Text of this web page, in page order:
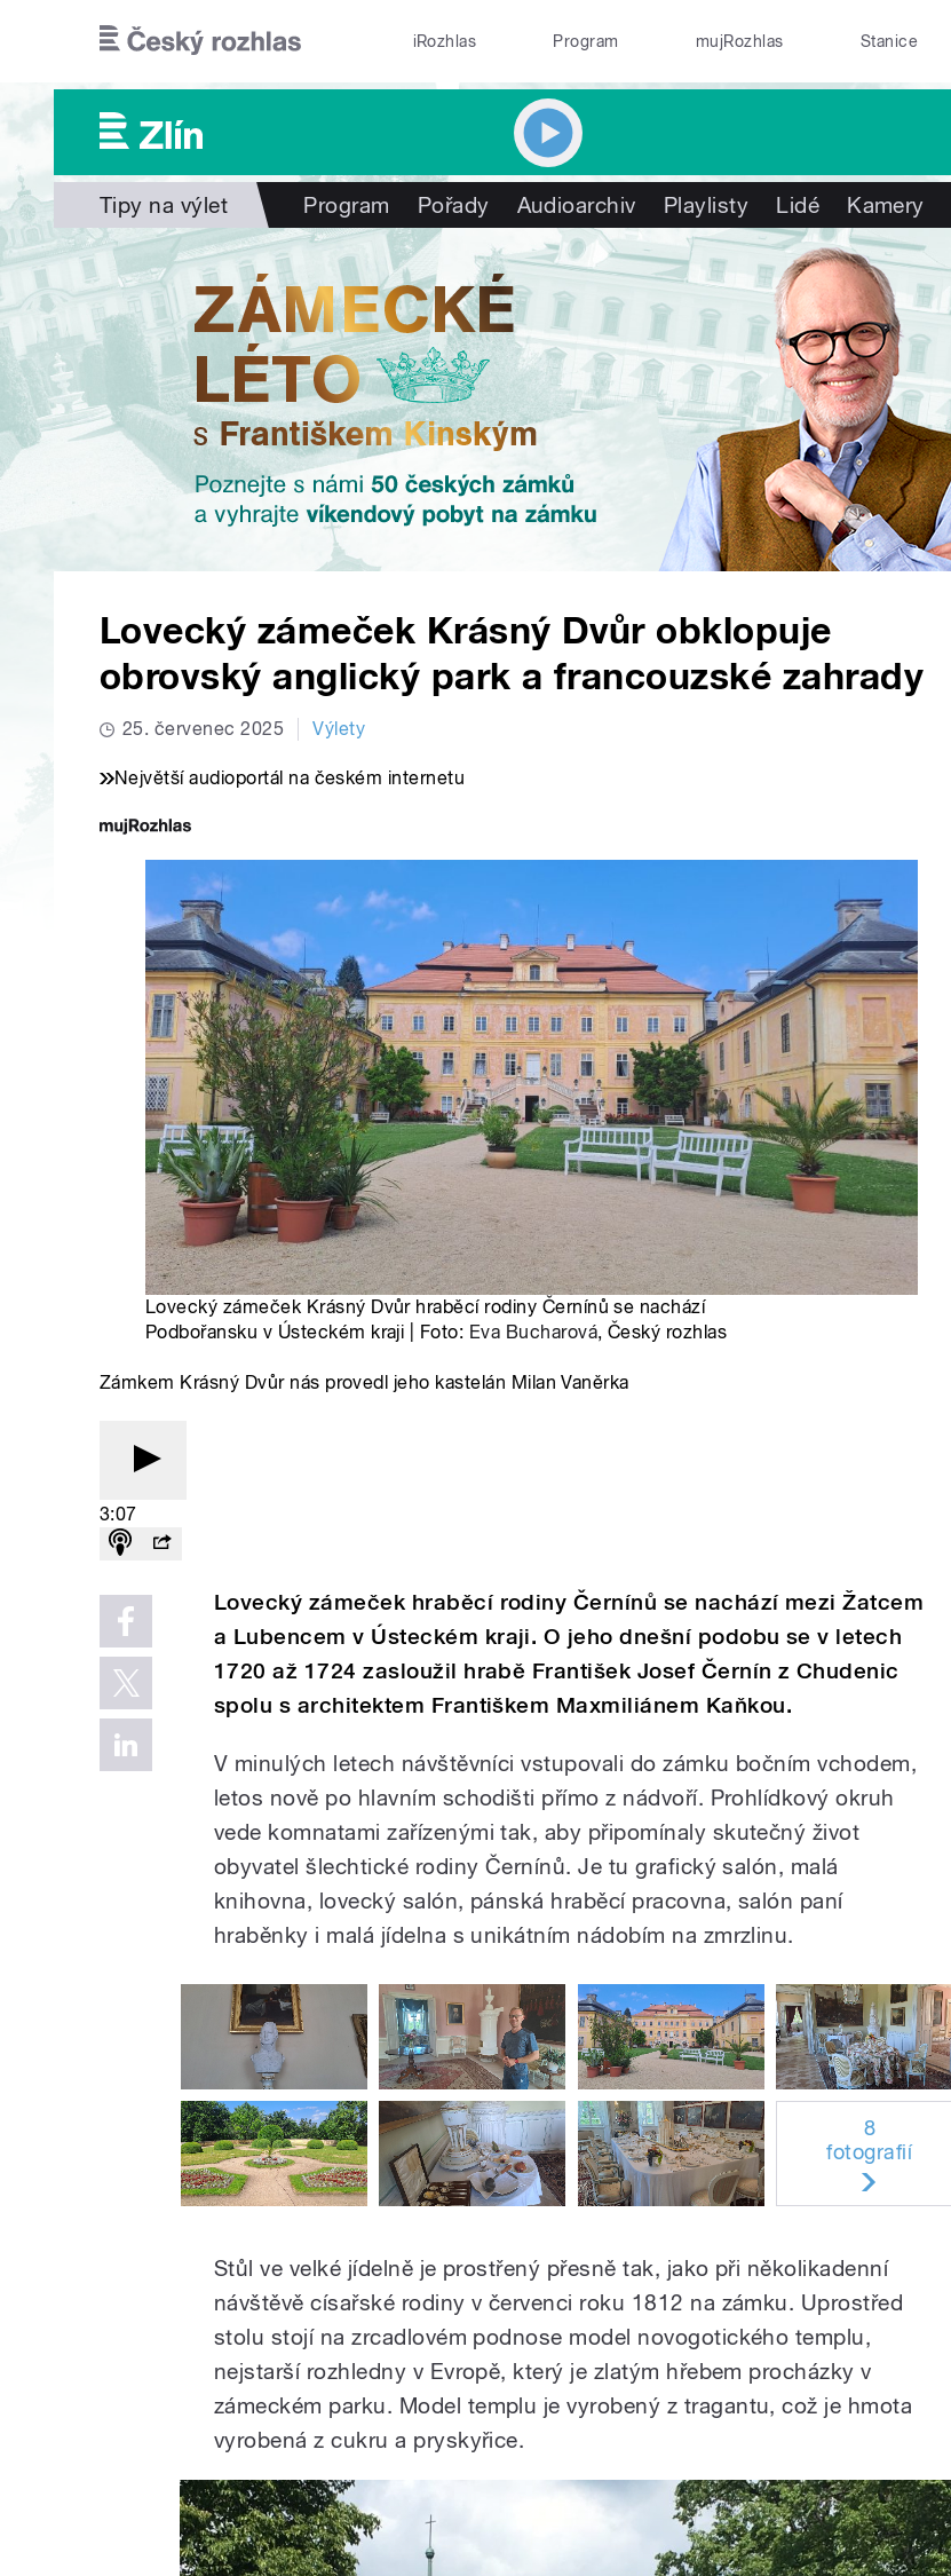
iRozhlas Program mujRozhlas Stanice
Tipy na výlet Program Pořady Audioarchiv Playlisty Lidé Kamery
Lovecký zámeček Krásný Dvůr obklopuje
obrovský anglický park a francouzské zahrady
25. červenec 2025 Výlety
Největší audioportál na českém internetu
Lovecký zámeček Krásný Dvůr hraběcí rodiny Černínů se nachází
Podbořansku v Ústeckém kraji | Foto: Eva Bucharová, Český rozhlas
Zámkem Krásný Dvůr nás provedl jeho kastelán Milan Vaněrka
3:07
Lovecký zámeček hraběcí rodiny Černínů se nachází mezi Žatcem
a Lubencem v Ústeckém kraji. O jeho dnešní podobu se v letech
1720 až 1724 zasloužil hrabě František Josef Černín z Chudenic
spolu s architektem Františkem Maxmiliánem Kaňkou.
V minulých letech návštěvníci vstupovali do zámku bočním vchodem,
letos nově po hlavním schodišti přímo z nádvoří. Prohlídkový okruh
vede komnatami zařízenými tak, aby připomínaly skutečný život
obyvatel šlechtické rodiny Černínů. Je tu grafický salón, malá
knihovna, lovecký salón, pánská hraběcí pracovna, salón paní
hraběnky i malá jídelna s unikátním nádobím na zmrzlinu.
8
fotografií
Stůl ve velké jídelně je prostřený přesně tak, jako při několikadenní
návštěvě císařské rodiny v červenci roku 1812 na zámku. Uprostřed
stolu stojí na zrcadlovém podnose model novogotického templu,
nejstarší rozhledny v Evropě, který je zlatým hřebem procházky v
zámeckém parku. Model templu je vyrobený z tragantu, což je hmota
vyrobená z cukru a pryskyřice.